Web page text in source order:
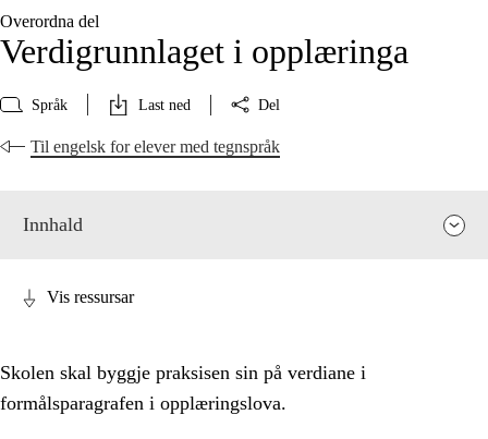
Overordna del
Verdigrunnlaget i opplæringa
Språk Last ned Del
Til engelsk for elever med tegnspråk
Innhald
Vis ressursar
Skolen skal byggje praksisen sin på verdiane i
formålsparagrafen i opplæringslova.